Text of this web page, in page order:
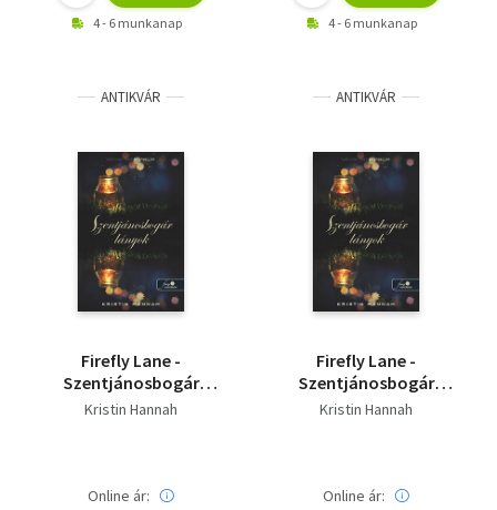
4 - 6 munkanap 4 - 6 munkanap
ANTIKVÁR
Firefly Lane -
Szentjánosbogár
lányok
Kristin Hannah
Online ár:
ANTIKVÁR
Firefly Lane -
Szentjánosbogár
lányok
Kristin Hannah
Online ár: